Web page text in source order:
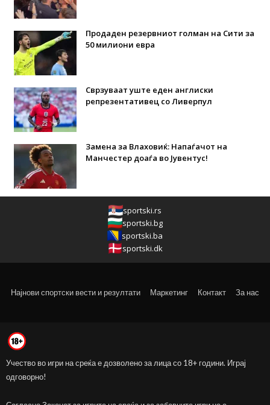
Продаден резервниот голман на Сити за
50 милиони евра
Сврзуваат уште еден англиски
репрезентативец со Ливерпул
Замена за Влаховиќ: Напаѓачот на
Манчестер доаѓа во Јувентус!
sportski.rs
sportski.bg
sportski.ba
sportski.dk
Најнови спортски вести и резултати Маркетинг Контакт За нас
Учество во игри на среќа е дозволено за лица со 18+ години. Играј
одговорно!